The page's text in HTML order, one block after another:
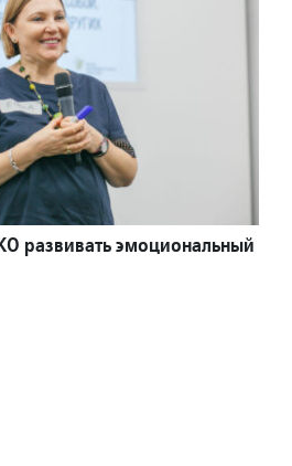
развивать эмоциональный